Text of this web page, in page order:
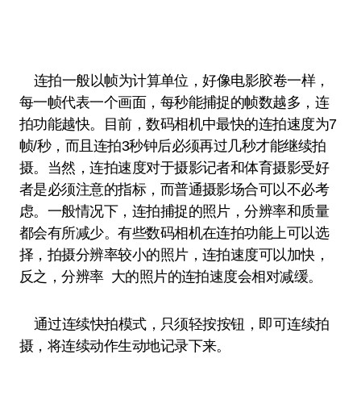
连拍一般以帧为计算单位，好像电影胶卷一样，
每一帧代表一个画面，每秒能捕捉的帧数越多，连
拍功能越快。目前，数码相机中最快的连拍速度为7
帧/秒，而且连拍3秒钟后必须再过几秒才能继续拍
摄。当然，连拍速度对于摄影记者和体育摄影受好
者是必须注意的指标，而普通摄影场合可以不必考
虑。一般情况下，连拍捕捉的照片，分辨率和质量
都会有所减少。有些数码相机在连拍功能上可以选
择，拍摄分辨率较小的照片，连拍速度可以加快，
反之，分辨率 大的照片的连拍速度会相对减缓。
通过连续快拍模式，只须轻按按钮，即可连续拍
摄，将连续动作生动地记录下来。